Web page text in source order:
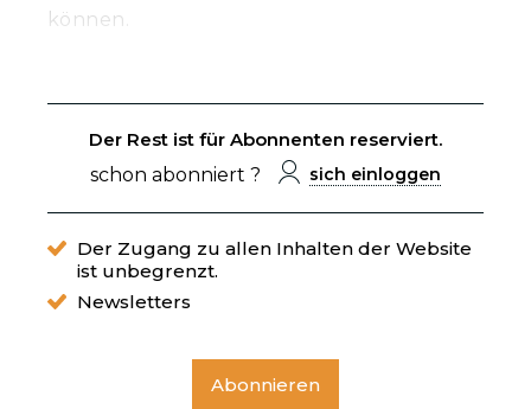
können.
Der Rest ist für Abonnenten reserviert.
schon abonniert ?
sich einloggen
Der Zugang zu allen Inhalten der Website
ist unbegrenzt.
Newsletters
Abonnieren